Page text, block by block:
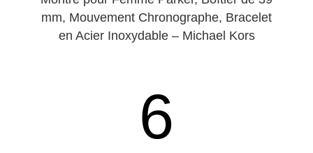
mm, Mouvement Chronographe, Bracelet
en Acier Inoxydable – Michael Kors
6